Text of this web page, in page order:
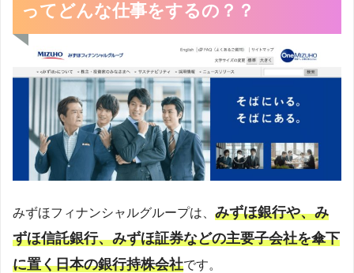
ってどんな仕事をするの？？
みずほフィナンシャルグループは、 みずほ銀行や、み
ずほ信託銀行、みずほ証券などの主要子会社を傘下
に置く日本の銀行持株会社です。